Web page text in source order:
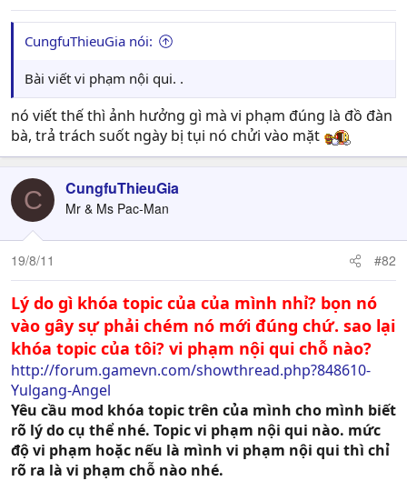
t
e
CungfuThieuGia nói:
Bài viết vi phạm nội qui. .
nó viết thế thì ảnh hưởng gì mà vi phạm đúng là đồ đàn
bà, trả trách suốt ngày bị tụi nó chửi vào mặt
C CungfuThieuGia
Mr & Ms Pac-Man
19/8/11 #82
Lý do gì khóa topic của của mình nhỉ? bọn nó
vào gây sự phải chém nó mới đúng chứ. sao lại
khóa topic của tôi? vi phạm nội qui chỗ nào?
http://forum.gamevn.com/showthread.php?848610-
Yulgang-Angel
Yêu cầu mod khóa topic trên của mình cho mình biết
rõ lý do cụ thể nhé. Topic vi phạm nội qui nào. mức
độ vi phạm hoặc nếu là mình vi phạm nội qui thì chỉ
rõ ra là vi phạm chỗ nào nhé.